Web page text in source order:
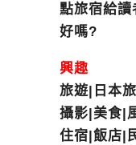
點旅宿給讀
好嗎?
興趣
旅遊|日本
攝影|美食|
住宿|飯店|